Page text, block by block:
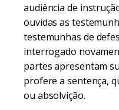
audiência de
ouvidas as
testemunhas de
interrogado
partes apresentam
profere a sentença,
ou absolvição.